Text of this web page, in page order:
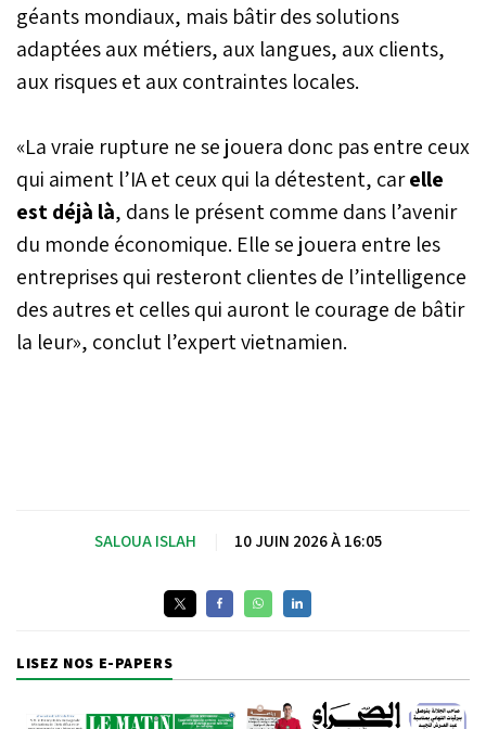
géants mondiaux, mais bâtir des solutions
adaptées aux métiers, aux langues, aux clients,
aux risques et aux contraintes locales.
«La vraie rupture ne se jouera donc pas entre ceux
qui aiment l’IA et ceux qui la détestent, carelle
est déjà là, dans le présent comme dans l’avenir
du monde économique. Elle se jouera entre les
entreprises qui resteront clientes de l’intelligence
des autres et celles qui auront le courage de bâtir
la leur», conclut l’expert vietnamien.
SALOUA ISLAH 10 JUIN 2026 À 16:05
LISEZ NOS E-PAPERS